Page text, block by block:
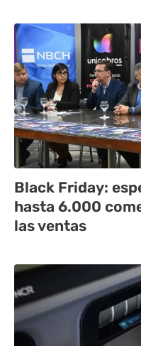
Black Friday:
hasta 6.000
las ventas